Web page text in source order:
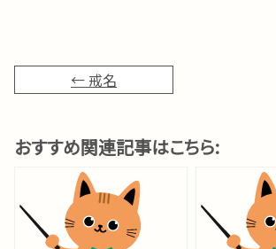
← 戒名
おすすめ関連記事はこちら: